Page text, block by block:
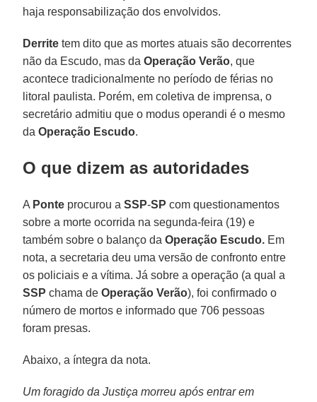
haja responsabilização dos envolvidos.
Derrite tem dito que as mortes atuais são decorrentes
não da Escudo, mas daOperação Verão, que
acontece tradicionalmente no período de férias no
litoral paulista. Porém, em coletiva de imprensa, o
secretário admitiu que o modus operandi é o mesmo
daOperação Escudo.
O que dizem as autoridades
A Ponte procurou aSSP-SP com questionamentos
sobre a morte ocorrida na segunda-feira (19) e
também sobre o balanço daOperação Escudo. Em
nota, a secretaria deu uma versão de confronto entre
os policiais e a vítima. Já sobre a operação (a qual a
SSP chama deOperação Verão), foi confirmado o
número de mortos e informado que 706 pessoas
foram presas.
Abaixo, a íntegra da nota.
Um foragido da Justiça morreu após entrar em